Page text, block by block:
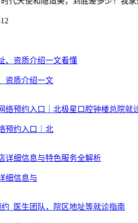
资质介绍一文
预约入口｜北
细信息与